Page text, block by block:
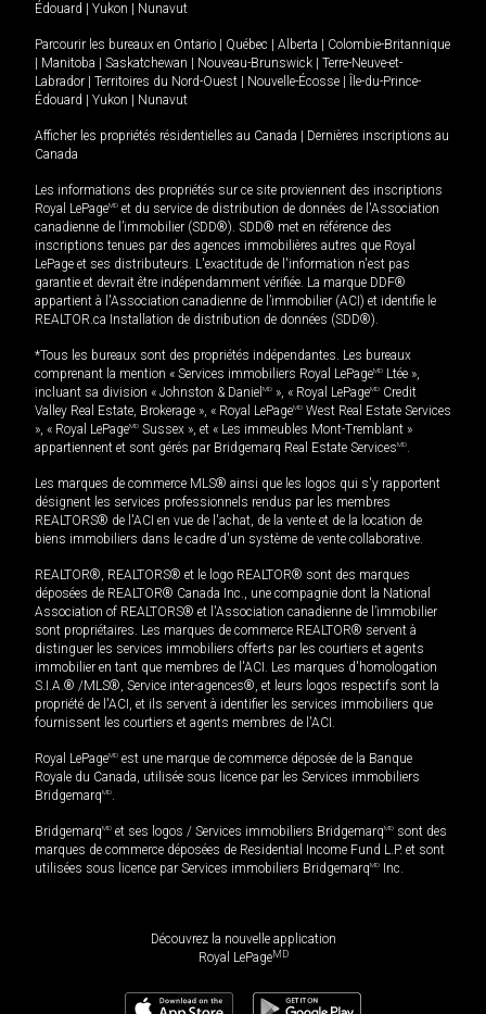
Édouard
Yukon Nunavut
Parcourir les bureaux en Ontario Québec Alberta
Colombie-Britannique
Manitoba Saskatchewan Nouveau-Brunswick
Terre-Neuve-et-
Labrador
Territoires du Nord-Ouest Nouvelle-Écosse
Île-du-Prince-
Édouard
Yukon Nunavut
Afficher les propriétés résidentielles au Canada
Dernières inscriptions au
Canada
Les informations des propriétés sur ce site proviennent des inscriptions
Royal LePageMD et du service de distribution de données de l'Association
canadienne de l’immobilier (SDD®). SDD® met en référence des
inscriptions tenues par des agences immobilières autres que Royal
LePage et ses distributeurs. L'exactitude de l'information n'est pas
garantie et devrait être indépendamment vérifiée. La marque DDF®
appartient à l'Association canadienne de l’immobilier (ACI) et identifie le
REALTOR.ca Installation de distribution de données (SDD®).
*Tous les bureaux sont des propriétés indépendantes. Les bureaux
comprenant la mention « Services immobiliers Royal LePageMD Ltée »,
incluant sa division « Johnston & Daniel MD », « Royal LePageMD Credit
Valley Real Estate, Brokerage », « Royal LePageMD West Real Estate Services
», « Royal LePageMD Sussex », et « Les immeubles Mont-Tremblant »
appartiennent et sont gérés par Bridgemarq Real Estate ServicesMD.
Les marques de commerce MLS® ainsi que les logos qui s'y rapportent
désignent les services professionnels rendus par les membres
REALTORS® de l'ACI en vue de l'achat, de la vente et de la location de
biens immobiliers dans le cadre d'un système de vente collaborative.
REALTOR®, REALTORS® et le logo REALTOR® sont des marques
déposées de REALTOR® Canada Inc., une compagnie dont la National
Association of REALTORS® et l'Association canadienne de l’immobilier
sont propriétaires. Les marques de commerce REALTOR® servent à
distinguer les services immobiliers offerts par les courtiers et agents
immobilier en tant que membres de l'ACI. Les marques d'homologation
S.I.A.® /MLS®, Service inter-agences®, et leurs logos respectifs sont la
propriété de l'ACI, et ils servent à identifier les services immobiliers que
fournissent les courtiers et agents membres de l'ACI.
Royal LePageMD est une marque de commerce déposée de la Banque
Royale du Canada, utilisée sous licence par les Services immobiliers
BridgemarqMD.
BridgemarqMD et ses logos / Services immobiliers BridgemarqMD sont des
marques de commerce déposées de Residential Income Fund L.P. et sont
utilisées sous licence par Services immobiliers BridgemarqMD Inc.
Découvrez la nouvelle application
Royal LePageMD